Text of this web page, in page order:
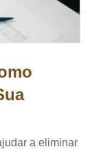
a eliminar